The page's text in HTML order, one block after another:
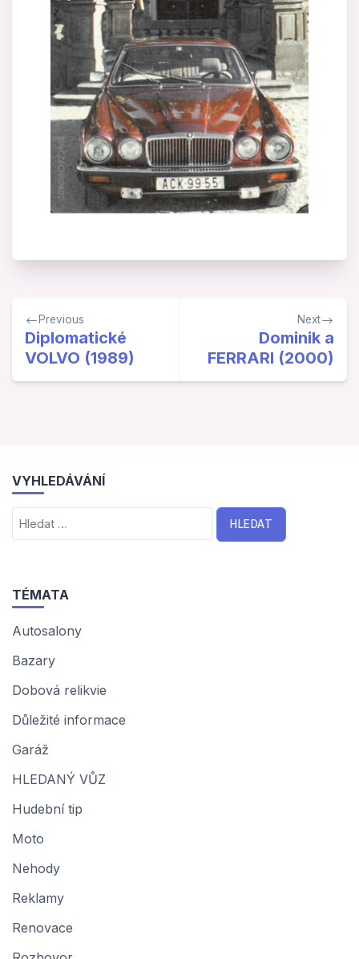
Navigace
pro
příspěvek
Previous
Diplomatické
VOLVO (1989)
Next
Dominik a
FERRARI (2000)
VYHLEDÁVÁNÍ
Vyhledávání
TÉMATA
Autosalony
Bazary
Dobová relikvie
Důležité informace
Garáž
HLEDANÝ VŮZ
Hudební tip
Moto
Nehody
Reklamy
Renovace